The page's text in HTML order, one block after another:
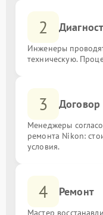
2
Инженеры
техническую.
3 Договор
Менеджеры
ремонта Nikon:
условия.
4 Ремонт
Мастер